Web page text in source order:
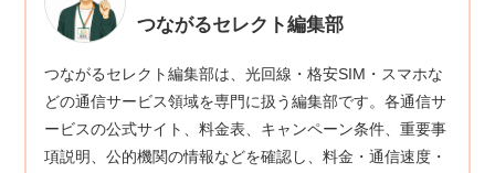
つながるセレクト編集部
つながるセレクト編集部は、光回線・格安SIM・スマホな
どの通信サービス領域を専門に扱う編集部です。各通信サ
ービスの公式サイト、料金表、キャンペーン条件、重要事
項説明、公的機関の情報などを確認し、料金・通信速度・